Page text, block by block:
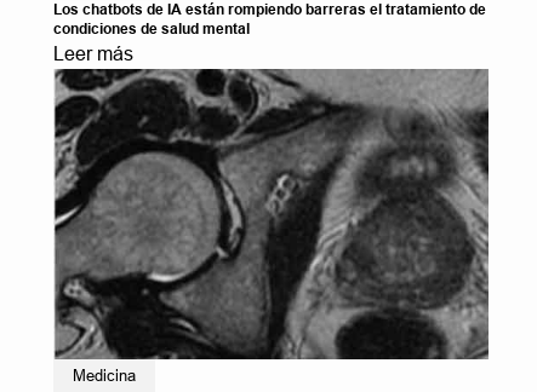
Los chatbots de IA están rompiendo barreras el tratamiento de
condiciones de salud mental
Leer más
Medicina